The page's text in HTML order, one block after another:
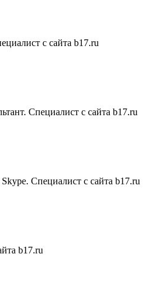
с сайта b17.ru
Специалист с сайта b17.ru
Специалист с сайта b17.ru
b17.ru